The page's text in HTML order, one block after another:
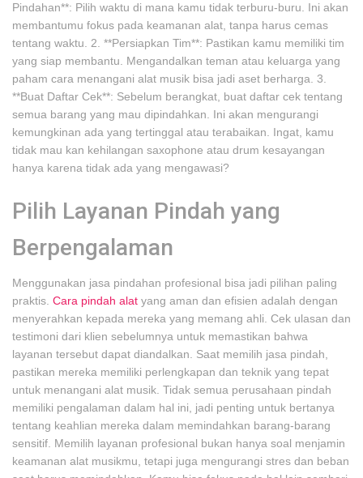
Pindahan**: Pilih waktu di mana kamu tidak terburu-buru. Ini akan
membantumu fokus pada keamanan alat, tanpa harus cemas
tentang waktu. 2. **Persiapkan Tim**: Pastikan kamu memiliki tim
yang siap membantu. Mengandalkan teman atau keluarga yang
paham cara menangani alat musik bisa jadi aset berharga. 3.
**Buat Daftar Cek**: Sebelum berangkat, buat daftar cek tentang
semua barang yang mau dipindahkan. Ini akan mengurangi
kemungkinan ada yang tertinggal atau terabaikan. Ingat, kamu
tidak mau kan kehilangan saxophone atau drum kesayangan
hanya karena tidak ada yang mengawasi?
Pilih Layanan Pindah yang
Berpengalaman
Menggunakan jasa pindahan profesional bisa jadi pilihan paling
praktis. Cara pindah alat yang aman dan efisien adalah dengan
menyerahkan kepada mereka yang memang ahli. Cek ulasan dan
testimoni dari klien sebelumnya untuk memastikan bahwa
layanan tersebut dapat diandalkan. Saat memilih jasa pindah,
pastikan mereka memiliki perlengkapan dan teknik yang tepat
untuk menangani alat musik. Tidak semua perusahaan pindah
memiliki pengalaman dalam hal ini, jadi penting untuk bertanya
tentang keahlian mereka dalam memindahkan barang-barang
sensitif. Memilih layanan profesional bukan hanya soal menjamin
keamanan alat musikmu, tetapi juga mengurangi stres dan beban